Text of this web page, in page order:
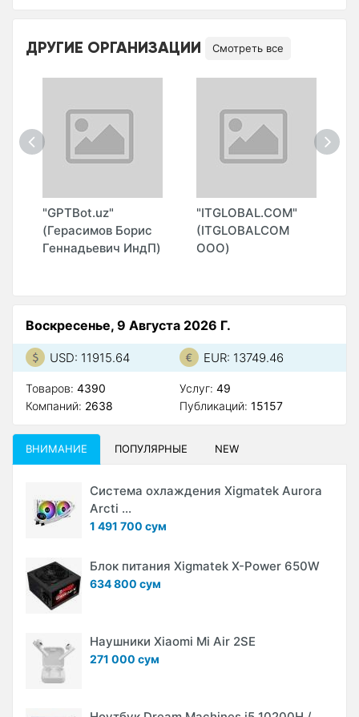
ДРУГИЕ ОРГАНИЗАЦИИ Смотреть все
"GPTBot.uz"
(Герасимов Борис
Геннадьевич ИндП)
"ITGLOBAL.COM"
(ITGLOBALCOM
ООО)
Воскресенье, 9 Августа 2026 Г.
USD: 11915.64 EUR: 13749.46
Товаров: 4390
Компаний: 2638
Услуг: 49
Публикаций: 15157
ВНИМАНИЕ ПОПУЛЯРНЫЕ NEW
Система охлаждения Xigmatek Aurora
Arcti ...
1 491 700 сум
Блок питания Xigmatek X-Power 650W
634 800 сум
Наушники Xiaomi Mi Air 2SE
271 000 сум